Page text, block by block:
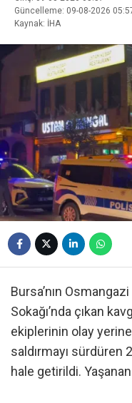
Güncelleme: 09-08-2026
Kaynak: İHA
Bursa’nın
Sokağı’nda çıkan
ekiplerinin olay
saldırmayı sürdüren
hale getirildi.